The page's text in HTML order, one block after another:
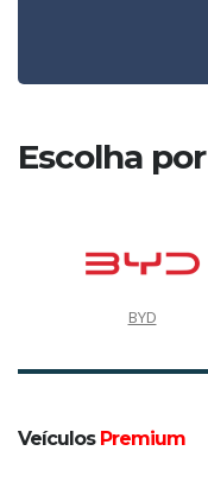
Escolha por
BYD
Veículos Premium